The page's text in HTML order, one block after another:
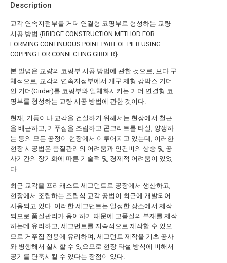
Description
교각 연속지점부를 거더 연결형 코핑부로 형성하는 교량
시공 방법 {BRIDGE CONSTRUCTION METHOD FOR
FORMING CONTINUOUS POINT PART OF PIER USING
COPPING FOR CONNECTING GIRDER}
본 발명은 교량의 코핑부 시공 방법에 관한 것으로, 보다 구
체적으로, 교각의 연속지점부에서 개구 제형 강박스 거더
인 거더(Girder)를 코핑부와 일체화시키는 거더 연결형 코
핑부를 형성하는 교량 시공 방법에 관한 것이다.
현재, 기둥이나 교각을 건설하기 위해서는 현장에서 철근
을 배근하고, 거푸집을 조립하고 콘크리트를 타설, 양생하
는 등의 모든 공정이 현장에서 이루어지고 있는데, 이러한
현장 시공법은 품질관리의 어려움과 인건비의 상승 및 공
사기간의 장기화에 따른 기술적 및 경제적 어려움이 있었
다.
최근 교각을 프리캐스트 세그먼트로 공장에서 생산하고,
현장에서 조립하는 조립식 교각 공법이 최근에 개발되어
사용되고 있다. 이러한 세그먼트는 일정한 장소에서 제작
되므로 품질관리가 용이하기 때문에 고품질의 부재를 제작
하는데 유리하고, 세그먼트를 지속적으로 제작할 수 있으
므로 거푸집 전용에 유리하며, 세그먼트 제작을 기초 공사
와 병행해서 실시할 수 있으므로 현장 타설 방식에 비해서
공기를 단축시킬 수 있다는 장점이 있다.